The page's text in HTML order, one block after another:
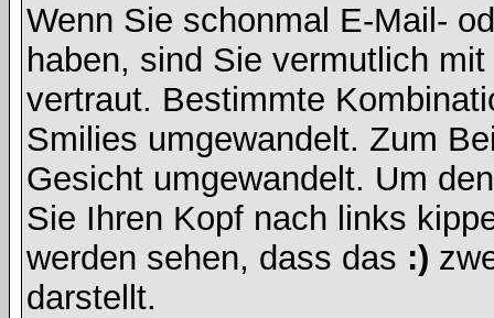
Wenn Sie schonmal E-Mail-
haben, sind Sie vermutlich
vertraut. Bestimmte
Smilies umgewandelt. Zum
Gesicht umgewandelt. Um
Sie Ihren Kopf nach links
werden sehen, dass das :)
darstellt.